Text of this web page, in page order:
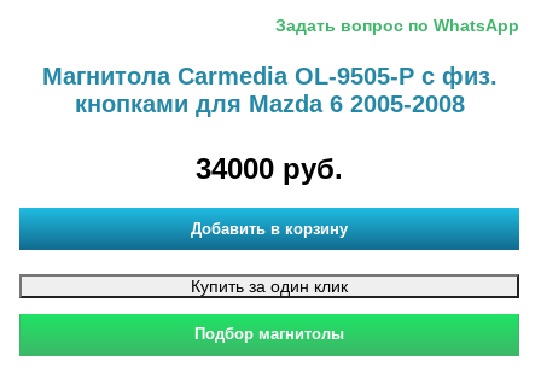
Задать вопрос по WhatsApp
Магнитола Carmedia OL-9505-P с физ.
кнопками для Mazda 6 2005-2008
34000 руб.